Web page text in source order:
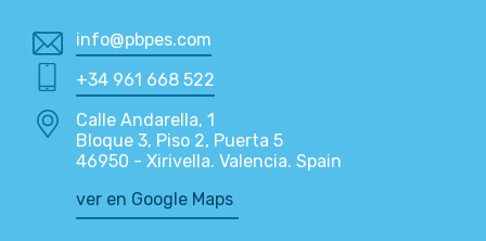
info@pbpes.com
+34 961 668 522
Calle Andarella, 1
Bloque 3, Piso 2, Puerta 5
46950 - Xirivella. Valencia. Spain
ver en Google Maps